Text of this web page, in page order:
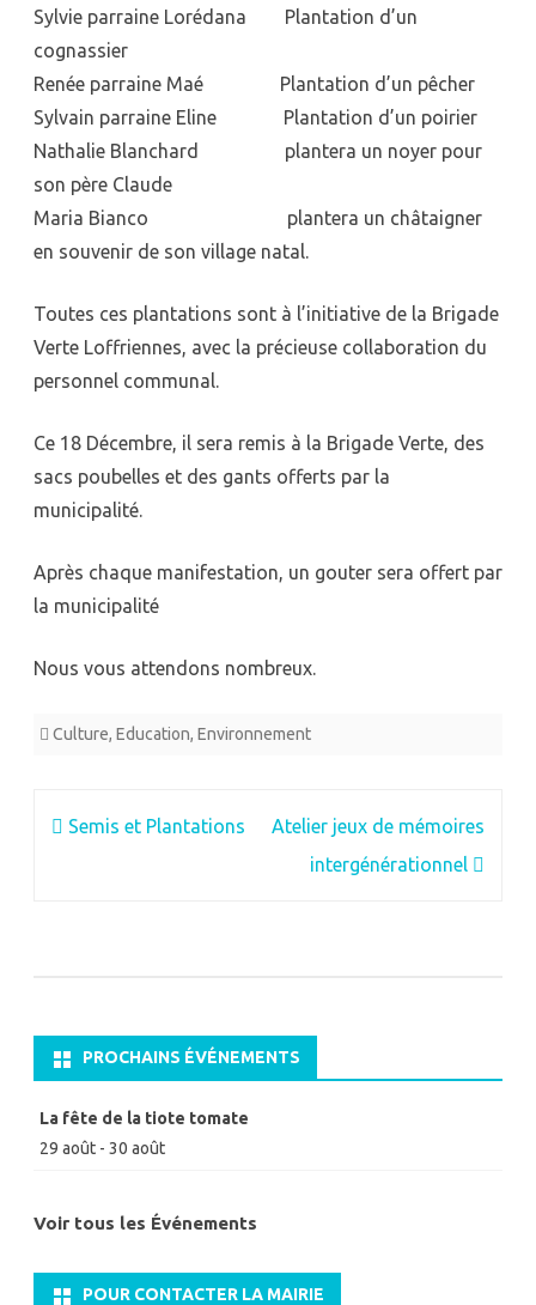
Sylvie parraine Lorédana Plantation d’un
cognassier
Renée parraine Maé Plantation d’un pêcher
Sylvain parraine Eline Plantation d’un poirier
Nathalie Blanchard plantera un noyer pour
son père Claude
Maria Bianco plantera un châtaigner
en souvenir de son village natal.
Toutes ces plantations sont à l’initiative de la Brigade
Verte Loffriennes, avec la précieuse collaboration du
personnel communal.
Ce 18 Décembre, il sera remis à la Brigade Verte, des
sacs poubelles et des gants offerts par la
municipalité.
Après chaque manifestation, un gouter sera offert par
la municipalité
Nous vous attendons nombreux.
Culture, Education, Environnement
Navigation
Semis et Plantations
Atelier jeux de mémoires
intergénérationnel
PROCHAINS ÉVÉNEMENTS
La fête de la tiote tomate
29 août - 30 août
Voir tous les Événements
POUR CONTACTER LA MAIRIE